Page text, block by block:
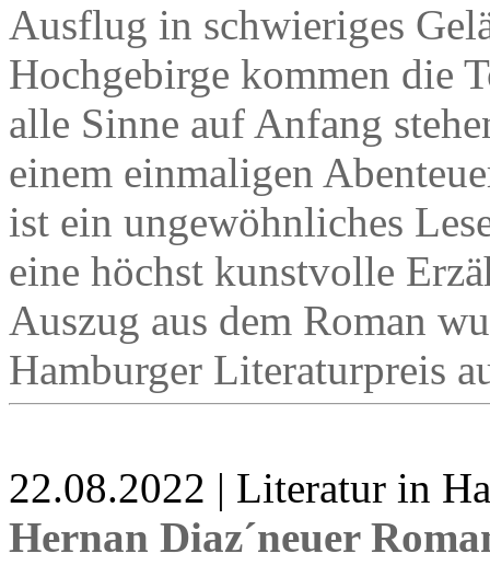
Ausflug in schwieriges
Hochgebirge kommen die
alle Sinne auf Anfang
einem einmaligen
ist ein ungewöhnliches
eine höchst kunstvolle
Auszug aus dem Roman
Hamburger Literaturpreis
22.08.2022 | Literatur in
Hernan Diaz´neuer